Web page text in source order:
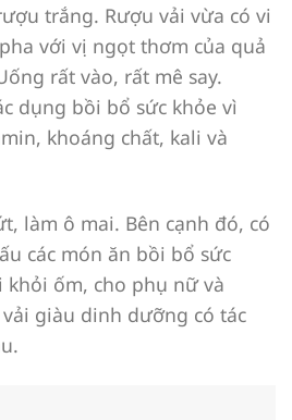
trắng. Rượu vải vừa có vi
với vị ngọt thơm của quả
rất vào, rất mê say.
dụng bồi bổ sức khỏe vì
khoáng chất, kali và
làm ô mai. Bên cạnh đó, có
các món ăn bồi bổ sức
ốm, cho phụ nữ và
giàu dinh dưỡng có tác